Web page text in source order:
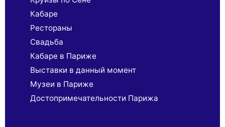
Кабаре
Рестораны
Свадьба
Кабаре в Париже
Выставки в данный момент
Музеи в Париже
Достопримечательности Парижа